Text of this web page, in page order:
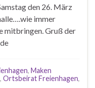
den 26. März
immer
mitbringen. Gruß der
, Maken
, Ortsbeirat Freienhagen,